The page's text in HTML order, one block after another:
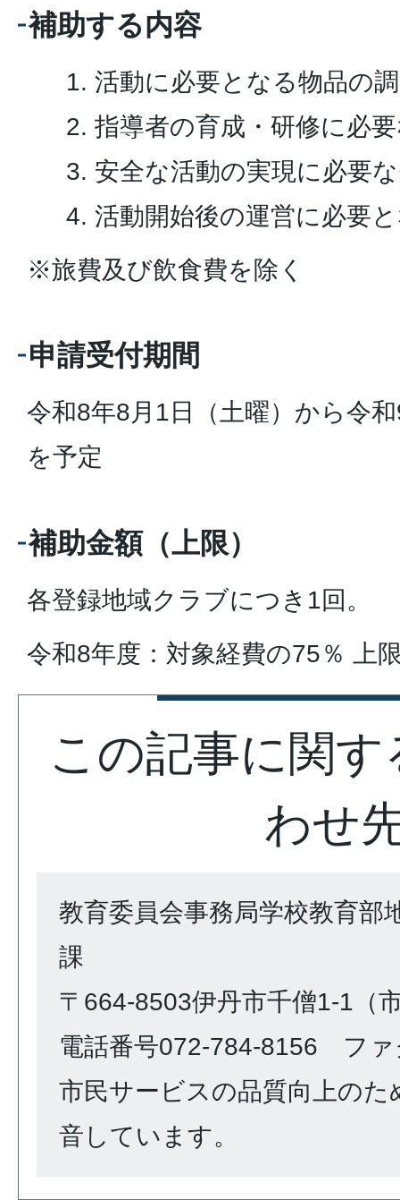
補助する内容
活動に必要となる物品の
指導者の育成・研修に必
安全な活動の実現に必要
活動開始後の運営に必要
※旅費及び飲食費を除く
申請受付期間
令和8年8月1日（土曜）から令
を予定
補助金額（上限）
各登録地域クラブにつき1回。
令和8年度：対象経費の75％ 上
この記事に関
わせ
教育委員会事務局学校教育部
課
〒664-8503伊丹市千僧1-1（
電話番号072-784-8156 ファ
市民サービスの品質向上のた
音しています。